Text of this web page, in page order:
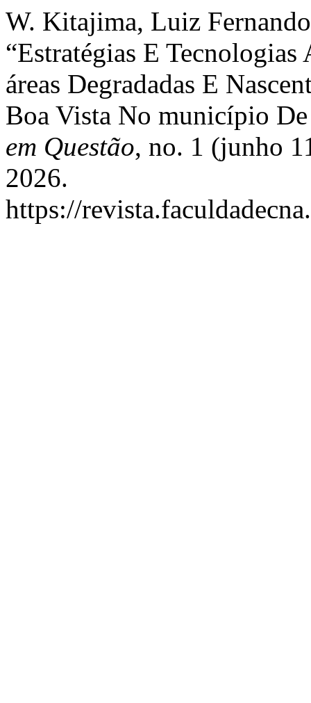
W. Kitajima, Luiz
“Estratégias E Tecnologias
áreas Degradadas E
Boa Vista No município
em Questão, no. 1 (junho
2026.
https://